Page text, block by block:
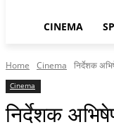
CINEMA
Home Cinema निर्देशक
Cinema
निर्देशक